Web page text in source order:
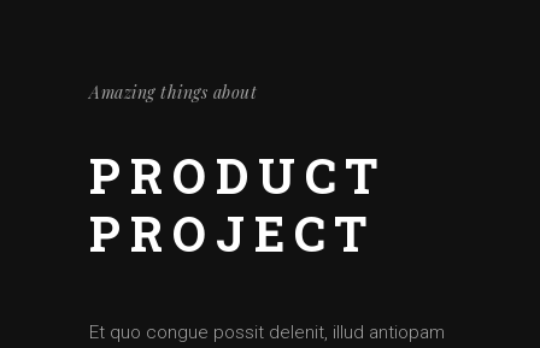
Amazing things about
PRODUCT
PROJECT
Et quo congue possit delenit, illud antiopam